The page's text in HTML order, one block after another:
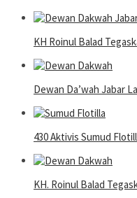
KH Roinul Balad
Dewan Da’wah Jabar
430 Aktivis Sumud
KH. Roinul Balad